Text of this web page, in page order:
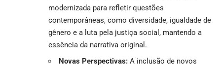
modernizada para refletir questões
contemporâneas, como diversidade, igualdade de
gênero e a luta pela justiça social, mantendo a
essência da narrativa original.
Novas Perspectivas: A inclusão de novos